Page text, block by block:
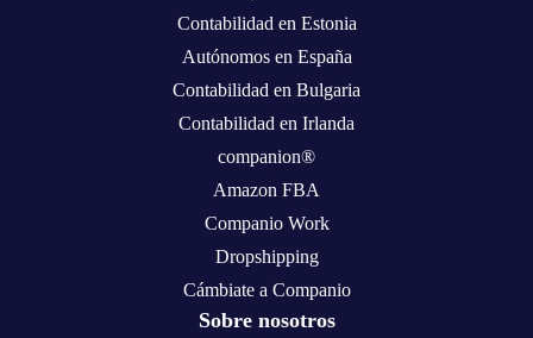
Contabilidad en Estonia
Autónomos en España
Contabilidad en Bulgaria
Contabilidad en Irlanda
companion®
Amazon FBA
Companio Work
Dropshipping
Cámbiate a Companio
Sobre nosotros